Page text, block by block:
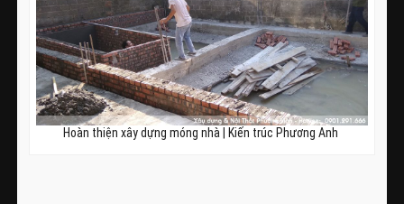
Hoàn thiện xây dựng móng nhà | Kiến trúc Phương Anh